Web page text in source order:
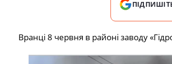
Вранці 8 червня в районі заводу